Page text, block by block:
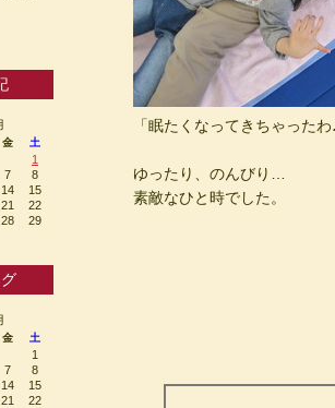
「眠たくなってきちゃったわ
ゆったり、のんびり…
素敵なひと時でした。
金 土
1
7
8
14
15
21
22
28
29
金 土
1
7
8
14
15
21
22